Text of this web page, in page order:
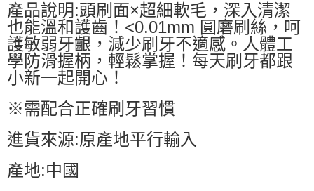
產品說明:頭刷面×超細軟毛，深入清潔
也能溫和護齒！<0.01mm 圓磨刷絲，呵
護敏弱牙齦，減少刷牙不適感。人體工
學防滑握柄，輕鬆掌握！每天刷牙都跟
小新一起開心！
※需配合正確刷牙習慣
進貨來源:原產地平行輸入
產地:中國